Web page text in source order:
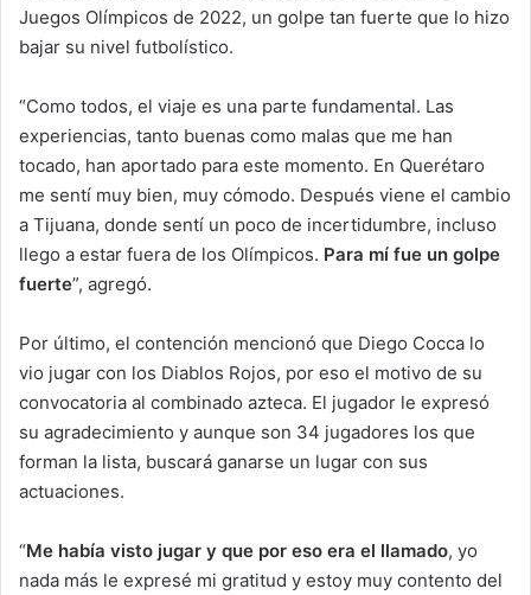
Juegos Olímpicos de 2022, un golpe tan fuerte que lo hizo
bajar su nivel futbolístico.
“Como todos, el viaje es una parte fundamental. Las
experiencias, tanto buenas como malas que me han
tocado, han aportado para este momento. En Querétaro
me sentí muy bien, muy cómodo. Después viene el cambio
a Tijuana, donde sentí un poco de incertidumbre, incluso
llego a estar fuera de los Olímpicos. Para mí fue un golpe
fuerte”, agregó.
Por último, el contención mencionó que Diego Cocca lo
vio jugar con los Diablos Rojos, por eso el motivo de su
convocatoria al combinado azteca. El jugador le expresó
su agradecimiento y aunque son 34 jugadores los que
forman la lista, buscará ganarse un lugar con sus
actuaciones.
“Me había visto jugar y que por eso era el llamado, yo
nada más le expresé mi gratitud y estoy muy contento del